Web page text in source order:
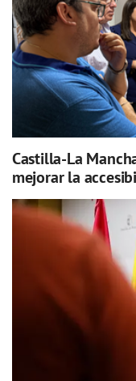
Castilla-La
mejorar la